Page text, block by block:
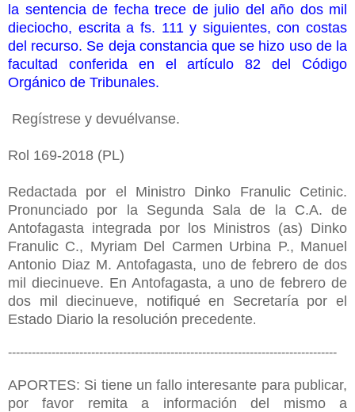
la sentencia de fecha trece de julio del año dos mil
dieciocho, escrita a fs. 111 y siguientes, con costas
del recurso. Se deja constancia que se hizo uso de la
facultad conferida en el artículo 82 del Código
Orgánico de Tribunales.
Regístrese y devuélvanse.
Rol 169-2018 (PL)
Redactada por el Ministro Dinko Franulic Cetinic.
Pronunciado por la Segunda Sala de la C.A. de
Antofagasta integrada por los Ministros (as) Dinko
Franulic C., Myriam Del Carmen Urbina P., Manuel
Antonio Diaz M. Antofagasta, uno de febrero de dos
mil diecinueve. En Antofagasta, a uno de febrero de
dos mil diecinueve, notifiqué en Secretaría por el
Estado Diario la resolución precedente.
-----------------------------------------------------------------------------------
APORTES: Si tiene un fallo interesante para publicar,
por favor remita a información del mismo a